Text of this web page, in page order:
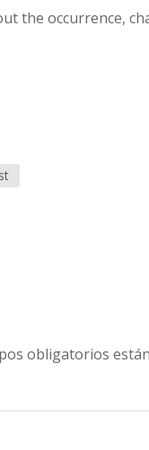
the occurrence,
obligatorios